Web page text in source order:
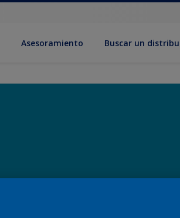
Asesoramiento Buscar un